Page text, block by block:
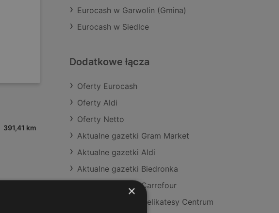
391,41 km
Eurocash w Garwolin (Gmina)
Eurocash w Siedlce
Dodatkowe łącza
Oferty Eurocash
Oferty Aldi
Oferty Netto
Aktualne gazetki Gram Market
Aktualne gazetki Aldi
Aktualne gazetki Biedronka
Aktualne gazetki Carrefour
Aktualne gazetki Delikatesy Centrum
×